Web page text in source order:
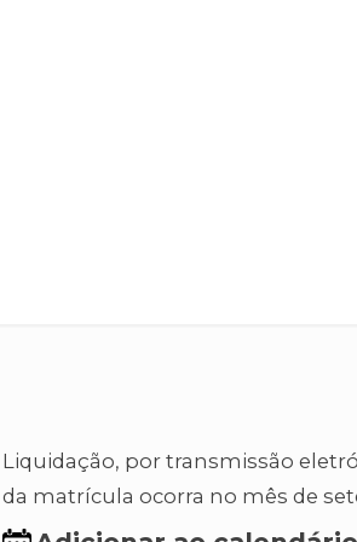
Liquidação, por transmissão
da matrícula ocorra no mês de